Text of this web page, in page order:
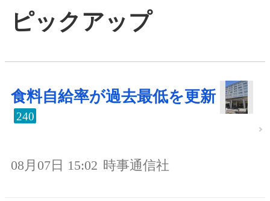
ピックアップ
食料自給率が過去最低を更新
240
08月07日 15:02 時事通信社